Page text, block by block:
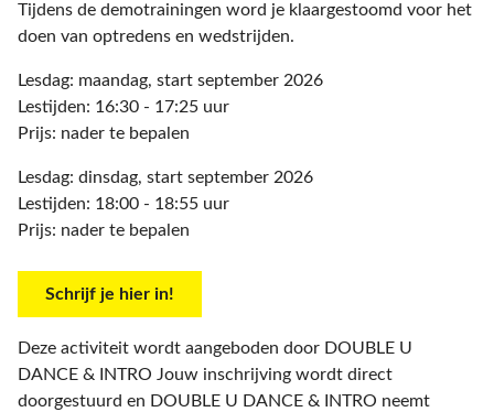
Tijdens de demotrainingen word je klaargestoomd voor het
doen van optredens en wedstrijden.
Lesdag: maandag, start september 2026
Lestijden: 16:30 - 17:25 uur
Prijs: nader te bepalen
Lesdag: dinsdag, start september 2026
Lestijden: 18:00 - 18:55 uur
Prijs: nader te bepalen
Schrijf je hier in!
Deze activiteit wordt aangeboden door DOUBLE U
DANCE & INTRO Jouw inschrijving wordt direct
doorgestuurd en DOUBLE U DANCE & INTRO neemt